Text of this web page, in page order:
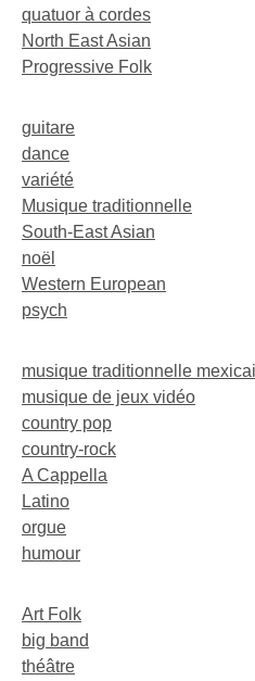
quatuor à cordes
North East Asian
Progressive Folk
guitare
dance
variété
Musique traditionnelle
South-East Asian
noël
Western European
psych
musique traditionnelle
musique de jeux vidéo
country pop
country-rock
A Cappella
Latino
orgue
humour
Art Folk
big band
théâtre